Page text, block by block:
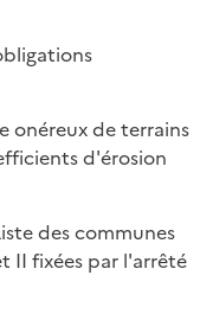
onéreux de terrains
d'érosion
des communes
II fixées par l'arrêté